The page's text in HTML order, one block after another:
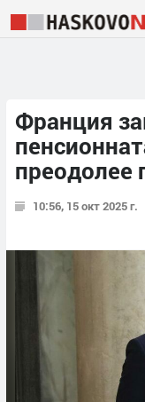
Франция
преодолее
10:56, 15 окт 2025 г.